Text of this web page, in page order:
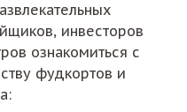
инвесторов
ознакомиться с
фудкортов и